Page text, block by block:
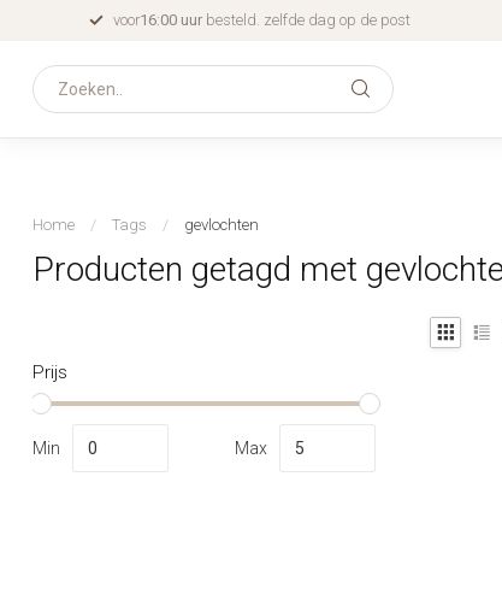
voor16:00 uur besteld. zelfde dag op de post
Home / Tags / gevlochten
Producten getagd met
Prijs
Min Max